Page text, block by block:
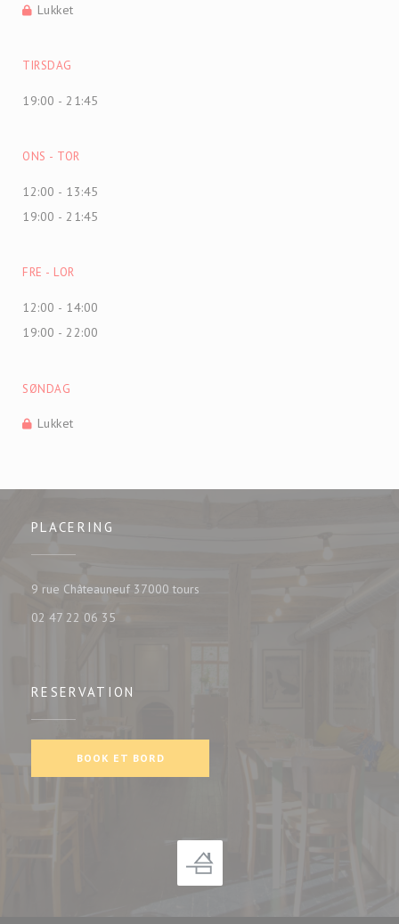
Lukket
TIRSDAG
19:00 - 21:45
ONS - TOR
12:00 - 13:45
19:00 - 21:45
FRE - LOR
12:00 - 14:00
19:00 - 22:00
SØNDAG
Lukket
PLACERING
9 rue Châteauneuf 37000 tours
02 47 22 06 35
RESERVATION
BOOK ET BORD